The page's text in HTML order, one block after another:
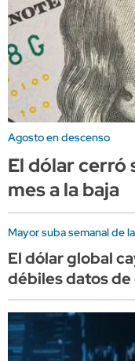
Agosto en descenso
El dólar cerró
mes a la baja
Mayor suba semanal de
El dólar global
débiles datos